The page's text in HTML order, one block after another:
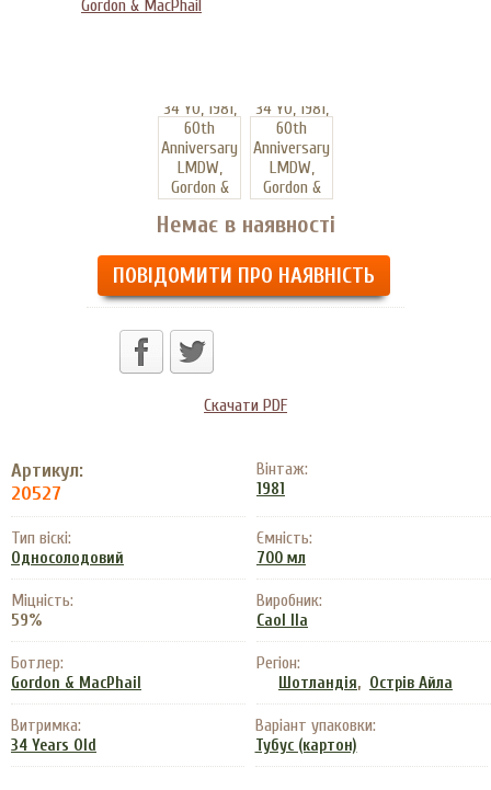
Немає в наявності
ПОВІДОМИТИ ПРО НАЯВНІСТЬ
Скачати PDF
Артикул:
20527
Вінтаж:
1981
Тип віскі:
Односолодовий
Ємність:
700 мл
Міцність:
59%
Виробник:
Caol Ila
Ботлер:
Gordon & MacPhail
Регіон:
Шотландія, Острів Айла
Витримка:
34 Years Old
Варіант упаковки:
Тубус (картон)